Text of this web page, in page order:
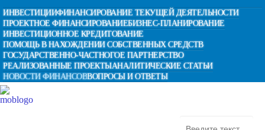
ИНВЕСТИЦИИФИНАНСИРОВАНИЕ ТЕКУЩЕЙ ДЕЯТЕЛЬНОСТИ
ПРОЕКТНОЕ ФИНАНСИРОВАНИЕБИЗНЕС-ПЛАНИРОВАНИЕ
ИНВЕСТИЦИОННОЕ КРЕДИТОВАНИЕ
ПОМОЩЬ В НАХОЖДЕНИИ СОБСТВЕННЫХ СРЕДСТВ
ГОСУДАРСТВЕННО-ЧАСТНОГОЕ ПАРТНЕРСТВО
РЕАЛИЗОВАННЫЕ ПРОЕКТЫАНАЛИТИЧЕСКИЕ СТАТЬИ
НОВОСТИ ФИНАНСОВВОПРОСЫ И ОТВЕТЫ